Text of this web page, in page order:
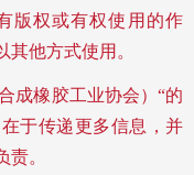
版权或有权使用的作
他方式使用。
橡胶工业协会）“的
于传递更多信息，并
。